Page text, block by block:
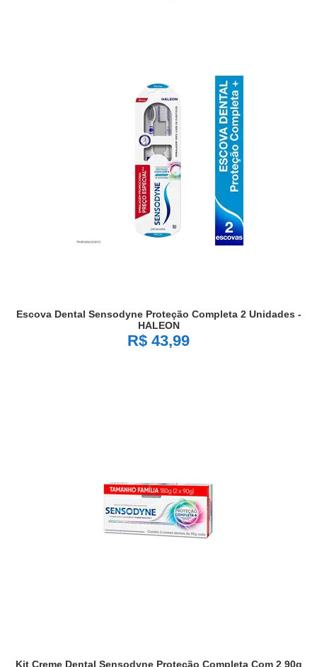
Escova Dental Sensodyne Proteção Completa 2 Unidades -
HALEON
R$ 43,99
Kit Creme Dental Sensodyne Proteção Completa Com 2 90g